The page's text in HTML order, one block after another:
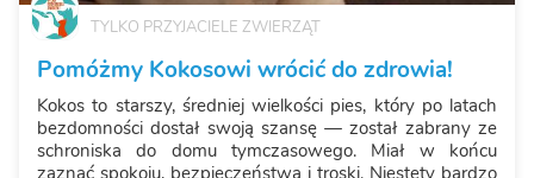
TYLKO PRZYJACIELE ZWIERZĄT
Pomóżmy Kokosowi wrócić do zdrowia!
Kokos to starszy, średniej wielkości pies, który po latach
bezdomności dostał swoją szansę — został zabrany ze
schroniska do domu tymczasowego. Miał w końcu
zaznać spokoju, bezpieczeństwa i troski. Niestety bardzo